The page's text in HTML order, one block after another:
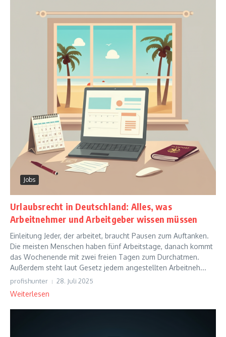
Jobs
Urlaubsrecht in Deutschland: Alles, was
Arbeitnehmer und Arbeitgeber wissen müssen
Einleitung Jeder, der arbeitet, braucht Pausen zum Auftanken.
Die meisten Menschen haben fünf Arbeitstage, danach kommt
das Wochenende mit zwei freien Tagen zum Durchatmen.
Außerdem steht laut Gesetz jedem angestellten Arbeitneh...
profishunter 28. Juli 2025
Weiterlesen